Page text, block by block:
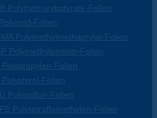
Polyhydroxybutyrate-Folien
Folien
Polymethylmethacrylat-Folien
Polymethylpenten-Folien
Polypropylen-Folien
Polystyrol-Folien
Polysulfon-Folien
Polytetrafluorethylen-Folien